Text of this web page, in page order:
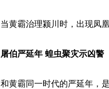
当黄霸治理颍川时，出现凤
屠伯严延年 蝗虫聚灾示凶警
和黄霸同一时代的严延年，